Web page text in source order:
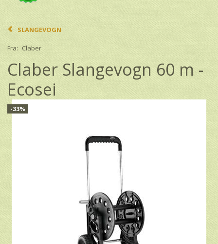
SLANGEVOGN
Fra: Claber
Claber Slangevogn 60 m -
Ecosei
-33%